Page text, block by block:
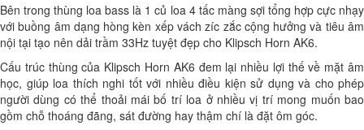
Bên trong thùng loa bass là 1 củ loa 4 tấc màng sợi tổng hợp cực nhạy
với buồng âm dạng hòng kèn xếp vách zíc zắc cộng hưởng và tiêu âm
nội tại tạo nên dải trầm 33Hz tuyệt đẹp cho Klipsch Horn AK6.
Cấu trúc thùng của Klipsch Horn AK6 đem lại nhiều lợi thế về mặt âm
học, giúp loa thích nghi tốt với nhiều điều kiện sử dụng và cho phép
người dùng có thể thoải mái bố trí loa ở nhiều vị trí mong muốn bao
gồm chỗ thoáng đãng, sát đường hay thậm chí là đặt ôm góc.